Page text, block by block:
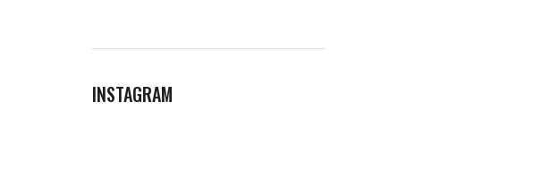
INSTAGRAM